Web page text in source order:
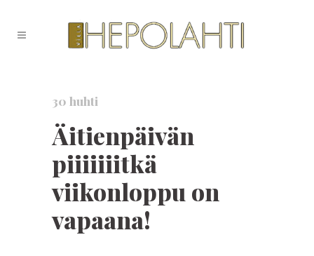
30 huhti
Äitienpäivän
piiiiiiitkä
viikonloppu on
vapaana!